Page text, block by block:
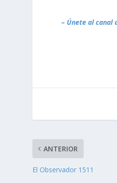
– Únete al canal
ANTERIOR
El Observador 1511